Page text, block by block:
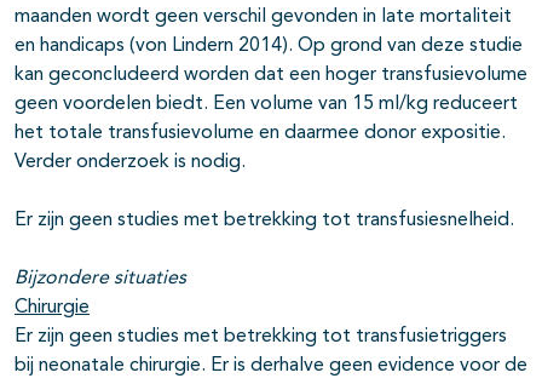
maanden wordt geen verschil gevonden in late mortaliteit
en handicaps (von Lindern 2014). Op grond van deze studie
kan geconcludeerd worden dat een hoger transfusievolume
geen voordelen biedt. Een volume van 15 ml/kg reduceert
het totale transfusievolume en daarmee donor expositie.
Verder onderzoek is nodig.
Er zijn geen studies met betrekking tot transfusiesnelheid.
Bijzondere situaties
Chirurgie
Er zijn geen studies met betrekking tot transfusietriggers
bij neonatale chirurgie. Er is derhalve geen evidence voor de